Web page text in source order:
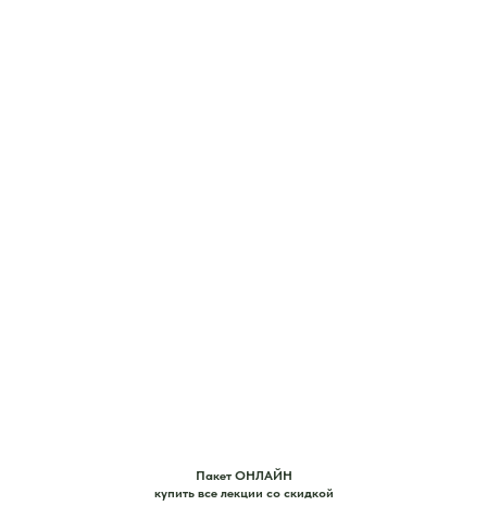
Пакет ОНЛАЙН
купить все лекции со скидкой